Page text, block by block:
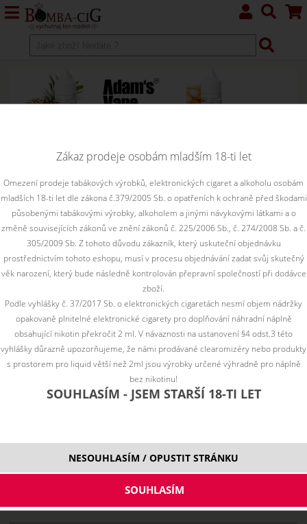
bomba-cig
ZÁKAZ PRODEJE LIQUIDŮ, BÁZÍ, ELEKTRONICKÝCH
CIGARET A PŘÍSLUŠENSTVÍ OSOBÁM MLADŠÍM 18 LET.
Zákaz prodeje osobám mladším 18-ti let
Omezení prodeje tabákových výrobků, elektronických cigaret a alkoholu osobám
mladších 18-ti let dle zákona č.379/2005 Sb. o opatřeních k ochraně před škodami
působenými tabákovými výrobky, alkoholem a jinými návykovými látkami a o
změně souvisejících zákonů ve znění zákonů č. 225/2006 Sb., č. 274/2008 Sb. a č.
305/2009 Sb. Z tohoto důvodu zákazník, který uskuteční objednávku
prostřednictvím tohoto eshopu, musí v procesu objednávání zadat svůj skutečný
věk narození, který bude následně kontrolován přepravní společností při dodávce
zboží.
Podle vyhlášky č. 37/2017 Sb. o elektronických cigaretách nesmí objem nádržky
opakovaně plnitelné elektronické cigarety pro doplňování náhradní náplně
obsahující nikotin překročit 2 ml. V návaznosti na ustanovení §4 odst.3 této
vyhlášky důrazně upozorňujeme, že námi prodávané clearomizéry nebo produkty
s prostorem pro liquid větší než 2ml jsou výrobky určené výhradně pro náplně
bez nikotinu!
SOUHLASÍM - JSEM STARŠÍ 18-TI LET
NESOUHLASÍM / OPUSTIT STRÁNKU